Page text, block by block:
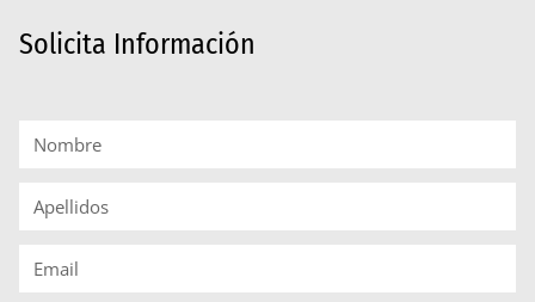
Solicita Información